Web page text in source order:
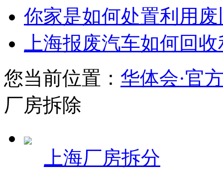
你家是如何处置利用
上海报废汽车如何回
您当前位置： 华体会·官
厂房拆除
上海厂房拆分